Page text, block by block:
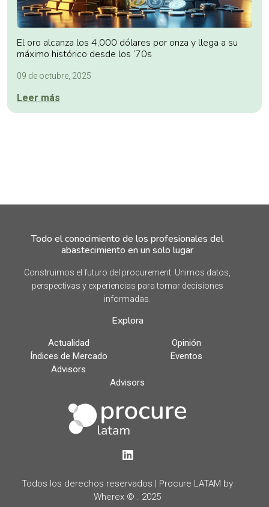
El oro alcanza los 4,000 dólares por onza y llega a su
máximo histórico desde los ‘70s
09 de octubre, 2025
Leer más
Todo el conocimiento de los profesionales del
abastecimiento en un solo lugar
Construimos el futuro del procurement. Unimos datos,
perspectivas y experiencias para tomar decisiones
informadas.
Explora
Actualidad
Opinión
Índices de Mercado
Eventos
Advisors
Advisors
LinkedIn
Todos los derechos reservados | Procure LATAM by
Wherex © . 2025